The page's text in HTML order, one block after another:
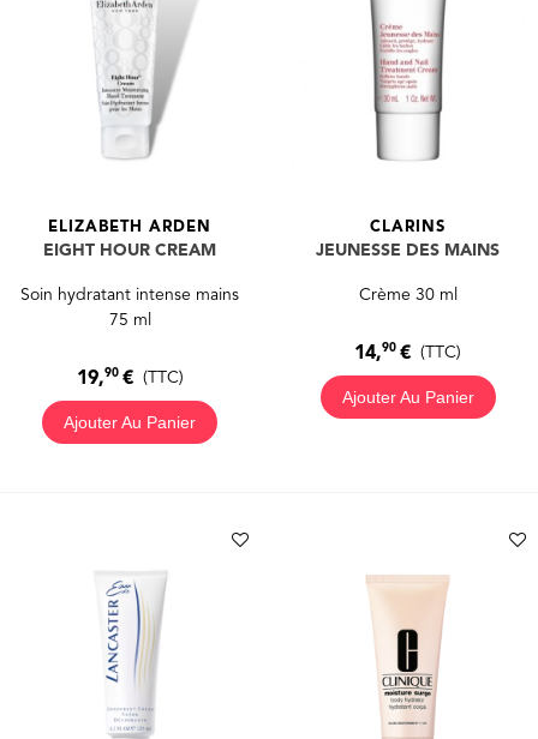
ELIZABETH ARDEN
EIGHT HOUR CREAM
Soin hydratant intense mains
75 ml
19,90 € (TTC)
Ajouter Au Panier
CLARINS
JEUNESSE DES MAINS
Crème 30 ml
14,90€ (TTC)
Ajouter Au Panier